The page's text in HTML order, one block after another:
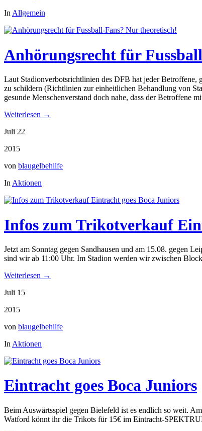
In Allgemein
Anhörungsrecht für
Laut Stadionverbotsrichtlinien des DFB hat jeder Betroffene,
zu schildern (Richtlinien zur einheitlichen Behandlung von
gesunde Menschenverstand doch nahe, dass der Betroffene
Weiterlesen →
Juli 22
2015
von blaugelbehilfe
In Aktionen
Infos zum Trikotverkauf
Jetzt am Sonntag gegen Sandhausen und am 15.08. gegen
sind wir ab 11:00 Uhr. Im Stadion werden wir zwischen
Weiterlesen →
Juli 15
2015
von blaugelbehilfe
In Aktionen
Eintracht goes Boca Juniors
Beim Auswärtsspiel gegen Bielefeld ist es endlich so weit.
Watford könnt ihr die Trikots für 15€ im Eintracht-